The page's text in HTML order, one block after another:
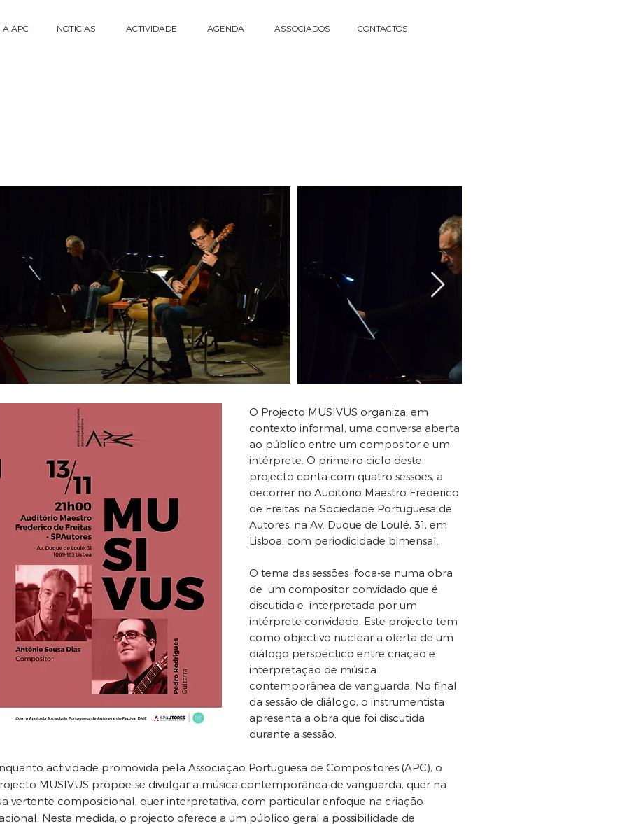
O Projecto MUSIVUS organiza, em
contexto informal, uma conversa aberta
ao público entre um compositor e um
intérprete. O primeiro ciclo deste
projecto conta com quatro sessões, a
decorrer no Auditório Maestro Frederico
de Freitas, na Sociedade Portuguesa de
Autores, na Av. Duque de Loulé, 31, em
Lisboa, com periodicidade bimensal.
O tema das sessões foca-se numa obra
de um compositor convidado que é
discutida e interpretada por um
intérprete convidado. Este projecto tem
como objectivo nuclear a oferta de um
diálogo perspéctico entre criação e
interpretação de música
contemporânea de vanguarda. No final
da sessão de diálogo, o instrumentista
apresenta a obra que foi discutida
durante a sessão.
actividade promovida pela Associação Portuguesa de Compositores (APC), o
MUSIVUS propõe-se divulgar a música contemporânea de vanguarda, quer na
vertente composicional, quer interpretativa, com particular enfoque na criação
Nesta medida, o projecto oferece a um público geral a possibilidade de
A APC ACTIVIDADE AGENDA ASSOCIADOS
NOTÍCIAS CONTACTOS